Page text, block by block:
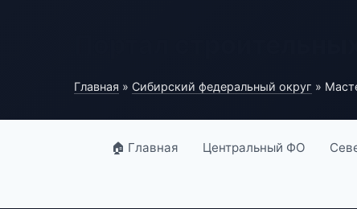
Главная » Сибирский федеральный округ »
🏠 Главная Центральный ФО